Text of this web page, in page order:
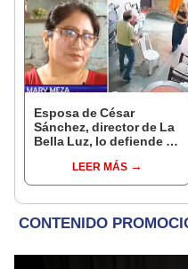
Esposa de César
Sánchez, director de La
Bella Luz, lo defiende y
relación clandestina
con Naldy Saldaña:
LEER MÁS